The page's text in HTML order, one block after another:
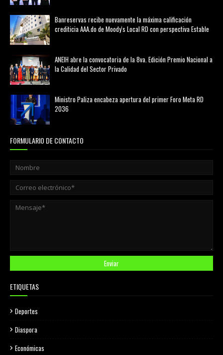
Banreservas recibe nuevamente la máxima calificación
crediticia AAA.do de Moody's Local RD con perspectiva Estable
ANEIH abre la convocatoria de la 8va. Edición Premio Nacional a
la Calidad del Sector Privado
Ministro Paliza encabeza apertura del primer Foro Meta RD
2036
FORMULARIO DE CONTACTO
ETIQUETAS
Deportes
Diaspora
Económicas